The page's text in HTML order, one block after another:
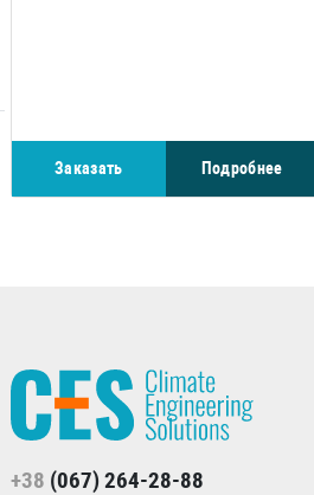
Заказать Подробнее
+38 (067) 264-28-88